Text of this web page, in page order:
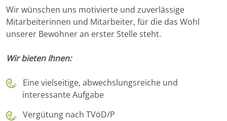
Wir wünschen uns motivierte und zuverlässige
Mitarbeiterinnen und Mitarbeiter, für die das Wohl
unserer Bewohner an erster Stelle steht.
Wir bieten Ihnen:
Eine vielseitige, abwechslungsreiche und
interessante Aufgabe
Vergütung nach TVöD/P